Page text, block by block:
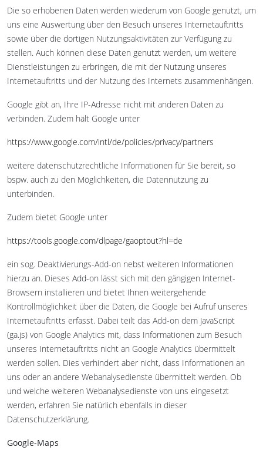
Die so erhobenen Daten werden wiederum von Google genutzt, um
uns eine Auswertung über den Besuch unseres Internetauftritts
sowie über die dortigen Nutzungsaktivitäten zur Verfügung zu
stellen. Auch können diese Daten genutzt werden, um weitere
Dienstleistungen zu erbringen, die mit der Nutzung unseres
Internetauftritts und der Nutzung des Internets zusammenhängen.
Google gibt an, Ihre IP-Adresse nicht mit anderen Daten zu
verbinden. Zudem hält Google unter
https://www.google.com/intl/de/policies/privacy/partners
weitere datenschutzrechtliche Informationen für Sie bereit, so
bspw. auch zu den Möglichkeiten, die Datennutzung zu
unterbinden.
Zudem bietet Google unter
https://tools.google.com/dlpage/gaoptout?hl=de
ein sog. Deaktivierungs-Add-on nebst weiteren Informationen
hierzu an. Dieses Add-on lässt sich mit den gängigen Internet-
Browsern installieren und bietet Ihnen weitergehende
Kontrollmöglichkeit über die Daten, die Google bei Aufruf unseres
Internetauftritts erfasst. Dabei teilt das Add-on dem JavaScript
(ga.js) von Google Analytics mit, dass Informationen zum Besuch
unseres Internetauftritts nicht an Google Analytics übermittelt
werden sollen. Dies verhindert aber nicht, dass Informationen an
uns oder an andere Webanalysedienste übermittelt werden. Ob
und welche weiteren Webanalysedienste von uns eingesetzt
werden, erfahren Sie natürlich ebenfalls in dieser
Datenschutzerklärung.
Google-Maps